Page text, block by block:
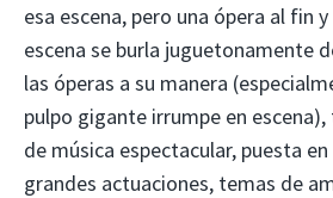
esa escena, pero una ópera al fin
escena se burla juguetonamente
las óperas a su manera
pulpo gigante irrumpe en
de música espectacular, puesta
grandes actuaciones, temas de